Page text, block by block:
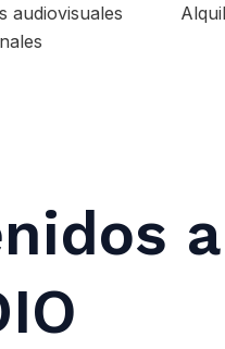
audiovisuales
a